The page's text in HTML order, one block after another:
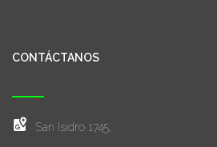
CONTÁCTANOS
San Isidro 1745,